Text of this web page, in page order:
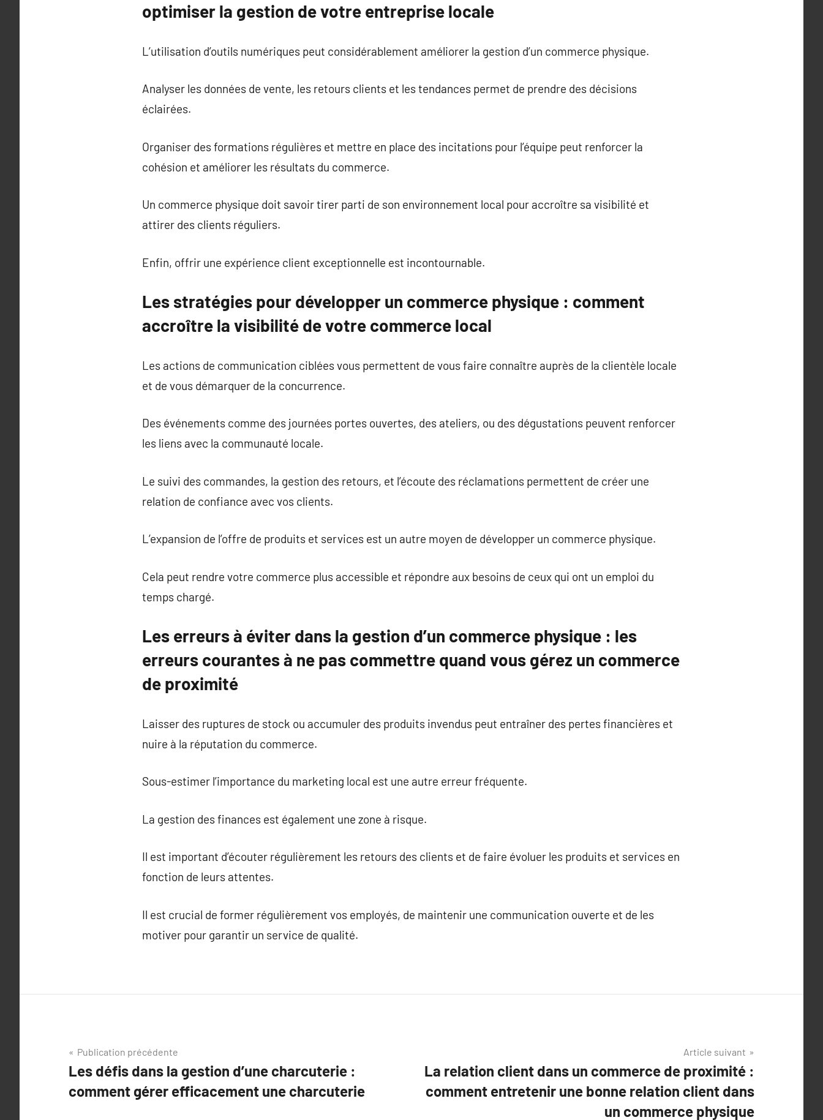
optimiser la gestion de votre entreprise locale
L’utilisation d’outils numériques peut considérablement améliorer la gestion d’un commerce physique.
Analyser les données de vente, les retours clients et les tendances permet de prendre des décisions
éclairées.
Organiser des formations régulières et mettre en place des incitations pour l’équipe peut renforcer la
cohésion et améliorer les résultats du commerce.
Un commerce physique doit savoir tirer parti de son environnement local pour accroître sa visibilité et
attirer des clients réguliers.
Enfin, offrir une expérience client exceptionnelle est incontournable.
Les stratégies pour développer un commerce physique : comment
accroître la visibilité de votre commerce local
Les actions de communication ciblées vous permettent de vous faire connaître auprès de la clientèle locale
et de vous démarquer de la concurrence.
Des événements comme des journées portes ouvertes, des ateliers, ou des dégustations peuvent renforcer
les liens avec la communauté locale.
Le suivi des commandes, la gestion des retours, et l’écoute des réclamations permettent de créer une
relation de confiance avec vos clients.
L’expansion de l’offre de produits et services est un autre moyen de développer un commerce physique.
Cela peut rendre votre commerce plus accessible et répondre aux besoins de ceux qui ont un emploi du
temps chargé.
Les erreurs à éviter dans la gestion d’un commerce physique : les
erreurs courantes à ne pas commettre quand vous gérez un commerce
de proximité
Laisser des ruptures de stock ou accumuler des produits invendus peut entraîner des pertes financières et
nuire à la réputation du commerce.
Sous-estimer l’importance du marketing local est une autre erreur fréquente.
La gestion des finances est également une zone à risque.
Il est important d’écouter régulièrement les retours des clients et de faire évoluer les produits et services en
fonction de leurs attentes.
Il est crucial de former régulièrement vos employés, de maintenir une communication ouverte et de les
motiver pour garantir un service de qualité.
Navigation
de
l’article
Publication précédente
Les défis dans la gestion d’une charcuterie :
comment gérer efficacement une charcuterie
Article suivant
La relation client dans un commerce de proximité :
comment entretenir une bonne relation client dans
un commerce physique